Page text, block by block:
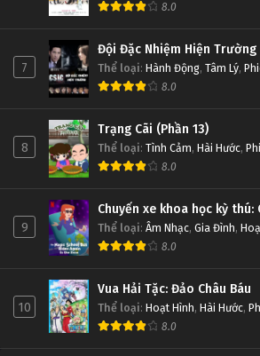
8.0
7
Đội Đặc Nhiệm Hiện Trường
Thể loại: Hành Động, Tâm Lý,
8.0
8
Trạng Cãi (Phần 13)
Thể loại: Tình Cảm, Hài Hước,
8.0
9
Chuyến xe khoa học kỳ thú:
Thể loại: Âm Nhạc, Gia Đình,
8.0
10
Vua Hải Tặc: Đảo Châu Báu
Thể loại: Hoạt Hình, Hài Hước,
8.0